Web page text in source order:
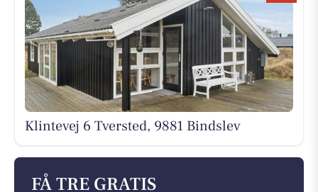
Klintevej 6 Tversted, 9881 Bindslev
FÅ TRE GRATIS